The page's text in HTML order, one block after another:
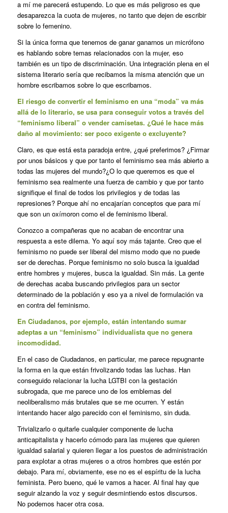
a mí me parecerá estupendo. Lo que es más peligroso es que
desaparezca la cuota de mujeres, no tanto que dejen de escribir
sobre lo femenino.
Si la única forma que tenemos de ganar ganarnos un micrófono
es hablando sobre temas relacionados con la mujer, eso
también es un tipo de discriminación. Una integración plena en el
sistema literario sería que recibamos la misma atención que un
hombre escribamos sobre lo que escribamos.
El riesgo de convertir el feminismo en una “moda” va más
allá de lo literario, se usa para conseguir votos a través del
“feminismo liberal” o vender camisetas. ¿Qué le hace más
daño al movimiento: ser poco exigente o excluyente?
Claro, es que está esta paradoja entre, ¿qué preferimos? ¿Firmar
por unos básicos y que por tanto el feminismo sea más abierto a
todas las mujeres del mundo?¿O lo que queremos es que el
feminismo sea realmente una fuerza de cambio y que por tanto
signifique el final de todos los privilegios y de todas las
represiones? Porque ahí no encajarían conceptos que para mí
que son un oxímoron como el de feminismo liberal.
Conozco a compañeras que no acaban de encontrar una
respuesta a este dilema. Yo aquí soy más tajante. Creo que el
feminismo no puede ser liberal del mismo modo que no puede
ser de derechas. Porque feminismo no solo busca la igualdad
entre hombres y mujeres, busca la igualdad. Sin más. La gente
de derechas acaba buscando privilegios para un sector
determinado de la población y eso ya a nivel de formulación va
en contra del feminismo.
En Ciudadanos, por ejemplo, están intentando sumar
adeptas a un “feminismo” individualista que no genera
incomodidad.
En el caso de Ciudadanos, en particular, me parece repugnante
la forma en la que están frivolizando todas las luchas. Han
conseguido relacionar la lucha LGTBI con la gestación
subrogada, que me parece uno de los emblemas del
neoliberalismo más brutales que se me ocurren. Y están
intentando hacer algo parecido con el feminismo, sin duda.
Trivializarlo o quitarle cualquier componente de lucha
anticapitalista y hacerlo cómodo para las mujeres que quieren
igualdad salarial y quieren llegar a los puestos de administración
para explotar a otras mujeres o a otros hombres que estén por
debajo. Para mí, obviamente, ese no es el espíritu de la lucha
feminista. Pero bueno, qué le vamos a hacer. Al final hay que
seguir alzando la voz y seguir desmintiendo estos discursos.
No podemos hacer otra cosa.